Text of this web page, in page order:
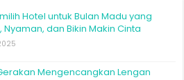
Hotel untuk Bulan Madu yang
Nyaman, dan Bikin Makin Cinta
Mengencangkan Lengan